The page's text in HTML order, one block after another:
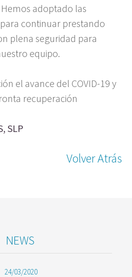
Hemos adoptado las
continuar prestando
plena seguridad para
equipo.
el avance del COVID-19 y
recuperación
SLP
Volver Atrás
NEWS
24/03/2020